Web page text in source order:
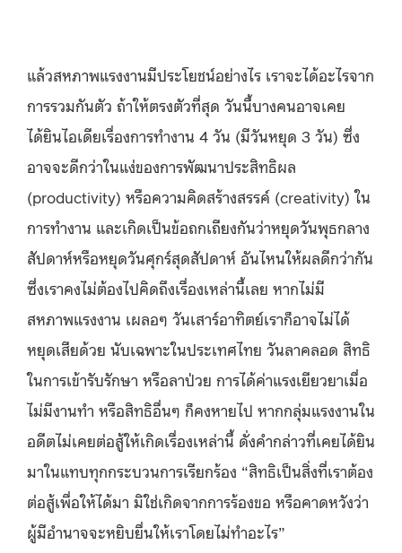
แล้วสหภาพแรงงานมีประโยชน์อย่างไร เราจะได้อะไรจาก
การรวมกันตัว ถ้าให้ตรงตัวที่สุด วันนี้บางคนอาจเคย
ได้ยินไอเดียเรื่องการทำงาน 4 วัน (มีวันหยุด 3 วัน) ซึ่ง
อาจจะดีกว่าในแง่ของการพัฒนาประสิทธิผล
(productivity) หรือความคิดสร้างสรรค์ (creativity) ใน
การทำงาน และเกิดเป็นข้อถกเถียงกันว่าหยุดวันพุธกลาง
สัปดาห์หรือหยุดวันศุกร์สุดสัปดาห์ อันไหนให้ผลดีกว่ากัน
ซึ่งเราคงไม่ต้องไปคิดถึงเรื่องเหล่านี้เลย หากไม่มี
สหภาพแรงงาน เผลอๆ วันเสาร์อาทิตย์เราก็อาจไม่ได้
หยุดเสียด้วย นับเฉพาะในประเทศไทย วันลาคลอด สิทธิ
ในการเข้ารับรักษา หรือลาป่วย การได้ค่าแรงเยียวยาเมื่อ
ไม่มีงานทำ หรือสิทธิอื่นๆ ก็คงหายไป หากกลุ่มแรงงานใน
อดีตไม่เคยต่อสู้ให้เกิดเรื่องเหล่านี้ ดั่งคำกล่าวที่เคยได้ยิน
มาในแทบทุกกระบวนการเรียกร้อง “สิทธิเป็นสิ่งที่เราต้อง
ต่อสู้เพื่อให้ได้มา มิใช่เกิดจากการร้องขอ หรือคาดหวังว่า
ผู้มีอำนาจจะหยิบยื่นให้เราโดยไม่ทำอะไร”